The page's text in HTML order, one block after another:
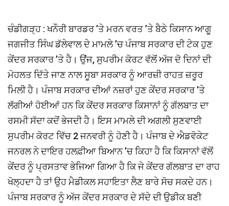
ਚੰਡੀਗੜ੍ਹ : ਖਨੌਰੀ ਬਾਰਡਰ ’ਤੇ ਮਰਨ ਵਰਤ ’ਤੇ ਬੈਠੇ ਕਿਸਾਨ ਆਗੂ
ਜਗਜੀਤ ਸਿੰਘ ਡੱਲੇਵਾਲ ਦੇ ਮਾਮਲੇ ’ਚ ਪੰਜਾਬ ਸਰਕਾਰ ਦੀ ਟੇਕ ਹੁਣ
ਕੇਂਦਰ ਸਰਕਾਰ ’ਤੇ ਹੈ। ਉਂਜ, ਸੁਪਰੀਮ ਕੋਰਟ ਵੱਲੋਂ ਅੱਜ ਦੋ ਦਿਨਾਂ ਦੀ
ਮੋਹਲਤ ਦਿੱਤੇ ਜਾਣ ਨਾਲ ਸੂਬਾ ਸਰਕਾਰ ਨੂੰ ਆਰਜ਼ੀ ਰਾਹਤ ਜ਼ਰੂਰ
ਮਿਲੀ ਹੈ। ਪੰਜਾਬ ਸਰਕਾਰ ਦੀਆਂ ਨਜ਼ਰਾਂ ਹੁਣ ਕੇਂਦਰ ਸਰਕਾਰ ’ਤੇ
ਲੱਗੀਆਂ ਹੋਈਆਂ ਹਨ ਕਿ ਕੇਂਦਰ ਸਰਕਾਰ ਕਿਸਾਨਾਂ ਨੂੰ ਗੱਲਬਾਤ ਦਾ
ਰਸਮੀ ਸੱਦਾ ਕਦੋਂ ਭੇਜਦੀ ਹੈ। ਇਸ ਮਾਮਲੇ ਦੀ ਅਗਲੀ ਸੁਣਵਾਈ
ਸੁਪਰੀਮ ਕੋਰਟ ਵਿੱਚ 2 ਜਨਵਰੀ ਨੂੰ ਹੋਣੀ ਹੈ। ਪੰਜਾਬ ਦੇ ਐਡਵੋਕੇਟ
ਜਨਰਲ ਨੇ ਦਾਇਰ ਹਲਫ਼ੀਆ ਬਿਆਨ ’ਚ ਕਿਹਾ ਹੈ ਕਿ ਕਿਸਾਨਾਂ ਵੱਲੋਂ
ਕੇਂਦਰ ਨੂੰ ਪ੍ਰਸਤਾਵ ਭੇਜਿਆ ਗਿਆ ਹੈ ਕਿ ਜੇ ਕੇਂਦਰ ਗੱਲਬਾਤ ਦਾ ਰਾਹ
ਖੋਲ੍ਹਦਾ ਹੈ ਤਾਂ ਉਹ ਮੈਡੀਕਲ ਸਹਾਇਤਾ ਲੈਣ ਬਾਰੇ ਸੋਚ ਸਕਦੇ ਹਨ।
ਪੰਜਾਬ ਸਰਕਾਰ ਨੂੰ ਅੱਜ ਕੇਂਦਰ ਸਰਕਾਰ ਦੇ ਸੱਦੇ ਦੀ ਉਡੀਕ ਬਣੀ